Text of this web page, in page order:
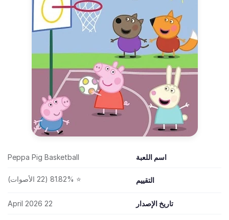
اسم اللعبة Peppa Pig Basketball
التقييم ⭐ 81.82% (22 الأصوات)
تاريخ الإصدار 22 April 2026